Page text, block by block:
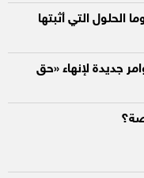
الحلول التي أثبتها
جديدة لإنهاء «حق